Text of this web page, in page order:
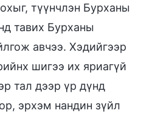
түүнчлэн Бурханы
тавих Бурханы
авчээ. Хэдийгээр
шигээ их яриагүй
тал дээр үр дүнд
эрхэм нандин зүйл